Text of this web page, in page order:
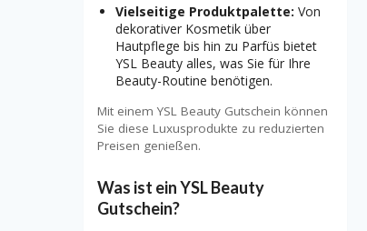
Vielseitige Produktpalette: Von
dekorativer Kosmetik über
Hautpflege bis hin zu Parfüs bietet
YSL Beauty alles, was Sie für Ihre
Beauty-Routine benötigen.
Mit einem YSL Beauty Gutschein können
Sie diese Luxusprodukte zu reduzierten
Preisen genießen.
Was ist ein YSL Beauty
Gutschein?